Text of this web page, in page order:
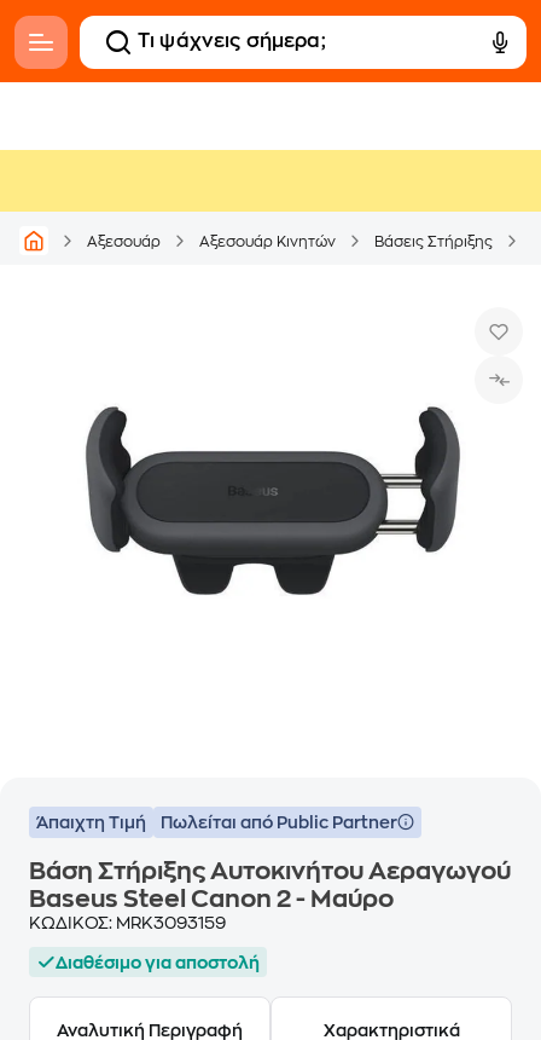
Αξεσουάρ Αξεσουάρ Κινητών Βάσεις Στήριξης
Άπαιχτη Τιμή Πωλείται από Public Partner
Βάση Στήριξης Αυτοκινήτου Αεραγωγού
Baseus Steel Canon 2 - Μαύρο
ΚΩΔΙΚΟΣ: MRK3093159
Διαθέσιμο για αποστολή
Αναλυτική Περιγραφή Χαρακτηριστικά